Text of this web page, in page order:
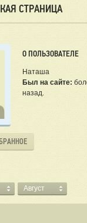
СТРАНИЦА
О ПОЛЬЗОВАТЕЛЕ
Наташа
Был на сайте:
назад.
Август